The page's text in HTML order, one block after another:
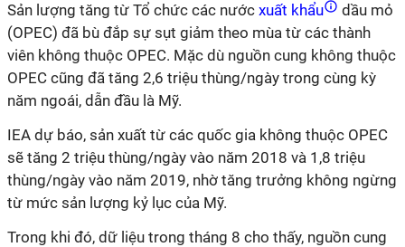
Sản lượng tăng từ Tổ chức các nước xuất khẩu
dầu mỏ
(OPEC) đã bù đắp sự sụt giảm theo mùa từ các thành
viên không thuộc OPEC. Mặc dù nguồn cung không thuộc
OPEC cũng đã tăng 2,6 triệu thùng/ngày trong cùng kỳ
năm ngoái, dẫn đầu là Mỹ.
IEA dự báo, sản xuất từ các quốc gia không thuộc OPEC
sẽ tăng 2 triệu thùng/ngày vào năm 2018 và 1,8 triệu
thùng/ngày vào năm 2019, nhờ tăng trưởng không ngừng
từ mức sản lượng kỷ lục của Mỹ.
Trong khi đó, dữ liệu trong tháng 8 cho thấy, nguồn cung